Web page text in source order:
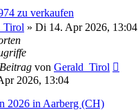
zu verkaufen
» Di 14. Apr 2026, 13:04
von Gerald_Tirol
2026, 13:04
2026 in Aarberg (CH)